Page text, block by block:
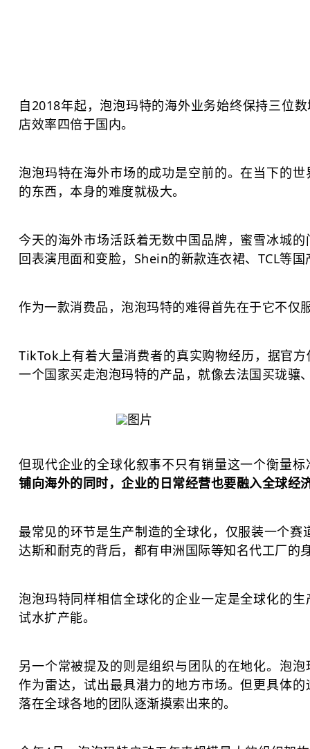
自2018年起，泡泡玛特的海外业务始终保持三位
店效率四倍于国内。
泡泡玛特在海外市场的成功是空前的。在当下的
的东西，本身的难度就极大。
今天的海外市场活跃着无数中国品牌，蜜雪冰城
回表演甩面和变脸，Shein的新款连衣裙、TCL等
作为一款消费品，泡泡玛特的难得首先在于它不仅
TikTok上有着大量消费者的真实购物经历，据官
一个国家买走泡泡玛特的产品，就像去法国买珑骧
但现代企业的全球化叙事不只有销量这一个衡量标
铺向海外的同时，企业的日常经营也要融入全球经
最常见的环节是生产制造的全球化，仅服装一个
达斯和耐克的背后，都有申洲国际等知名代工厂的
泡泡玛特同样相信全球化的企业一定是全球化的
试水扩产能。
另一个常被提及的则是组织与团队的在地化。泡
作为雷达，试出最具潜力的地方市场。但更具体
落在全球各地的团队逐渐摸索出来的。